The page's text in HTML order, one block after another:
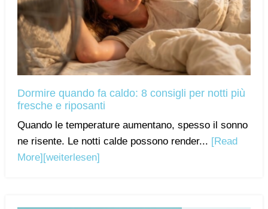
Dormire quando fa caldo: 8 consigli per notti più
fresche e riposanti
Quando le temperature aumentano, spesso il sonno
ne risente. Le notti calde possono render... [Read
More] [weiterlesen]